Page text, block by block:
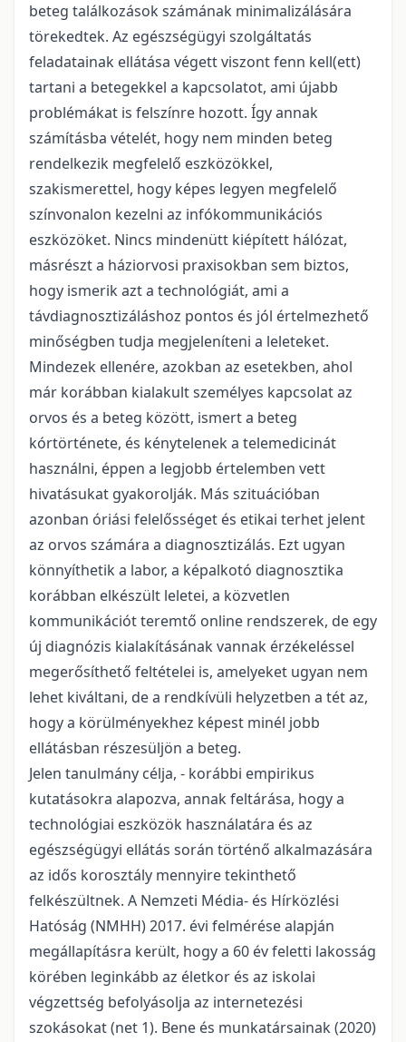
beteg találkozások számának minimalizálására
törekedtek. Az egészségügyi szolgáltatás
feladatainak ellátása végett viszont fenn kell(ett)
tartani a betegekkel a kapcsolatot, ami újabb
problémákat is felszínre hozott. Így annak
számításba vételét, hogy nem minden beteg
rendelkezik megfelelő eszközökkel,
szakismerettel, hogy képes legyen megfelelő
színvonalon kezelni az infókommunikációs
eszközöket. Nincs mindenütt kiépített hálózat,
másrészt a háziorvosi praxisokban sem biztos,
hogy ismerik azt a technológiát, ami a
távdiagnosztizáláshoz pontos és jól értelmezhető
minőségben tudja megjeleníteni a leleteket.
Mindezek ellenére, azokban az esetekben, ahol
már korábban kialakult személyes kapcsolat az
orvos és a beteg között, ismert a beteg
kórtörténete, és kénytelenek a telemedicinát
használni, éppen a legjobb értelemben vett
hivatásukat gyakorolják. Más szituációban
azonban óriási felelősséget és etikai terhet jelent
az orvos számára a diagnosztizálás. Ezt ugyan
könnyíthetik a labor, a képalkotó diagnosztika
korábban elkészült leletei, a közvetlen
kommunikációt teremtő online rendszerek, de egy
új diagnózis kialakításának vannak érzékeléssel
megerősíthető feltételei is, amelyeket ugyan nem
lehet kiváltani, de a rendkívüli helyzetben a tét az,
hogy a körülményekhez képest minél jobb
ellátásban részesüljön a beteg.
Jelen tanulmány célja, - korábbi empirikus
kutatásokra alapozva, annak feltárása, hogy a
technológiai eszközök használatára és az
egészségügyi ellátás során történő alkalmazására
az idős korosztály mennyire tekinthető
felkészültnek. A Nemzeti Média- és Hírközlési
Hatóság (NMHH) 2017. évi felmérése alapján
megállapításra került, hogy a 60 év feletti lakosság
körében leginkább az életkor és az iskolai
végzettség befolyásolja az internetezési
szokásokat (net 1). Bene és munkatársainak (2020)